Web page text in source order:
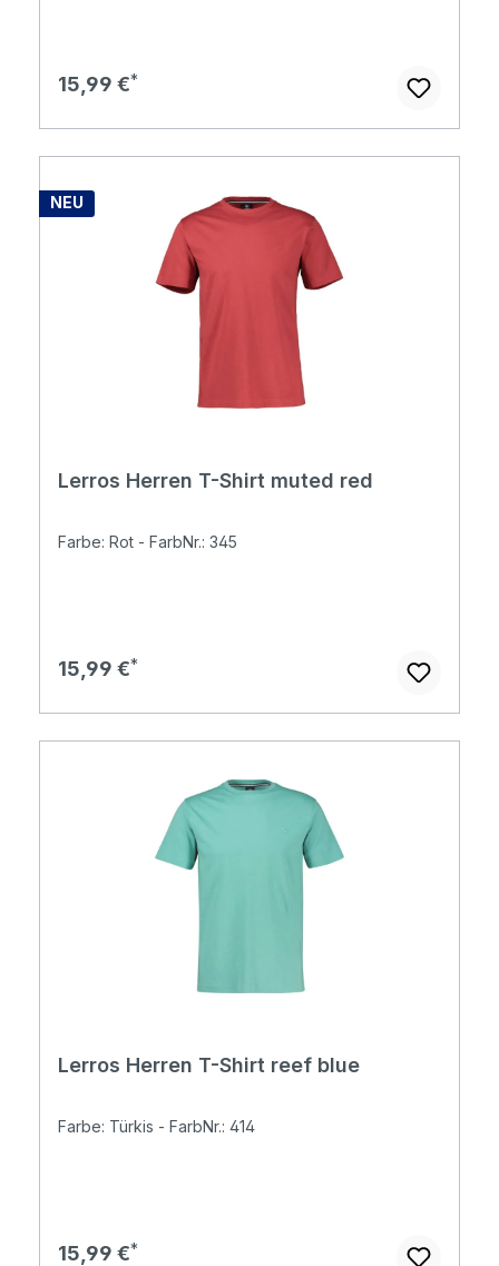
Regulärer Preis:
15,99 €
NEU
Lerros Herren T-Shirt muted red
Farbe: Rot - FarbNr.: 345
Regulärer Preis:
15,99 €
Lerros Herren T-Shirt reef blue
Farbe: Türkis - FarbNr.: 414
Regulärer Preis:
15,99 €